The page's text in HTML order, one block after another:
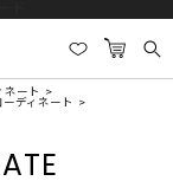
ネート
ディネート